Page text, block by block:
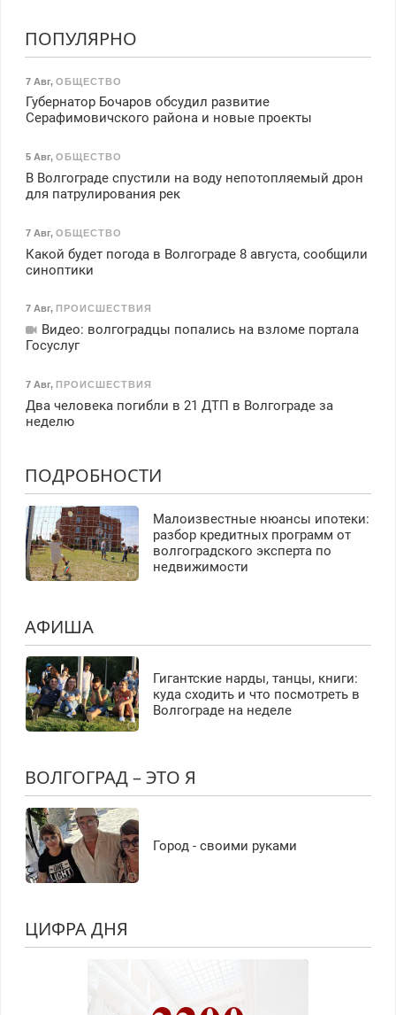
ПОПУЛЯРНО
7 Авг, ОБЩЕСТВО
Губернатор Бочаров обсудил развитие
Серафимовичского района и новые проекты
5 Авг, ОБЩЕСТВО
В Волгограде спустили на воду непотопляемый дрон
для патрулирования рек
7 Авг, ОБЩЕСТВО
Какой будет погода в Волгограде 8 августа, сообщили
синоптики
7 Авг, ПРОИСШЕСТВИЯ
Видео: волгоградцы попались на взломе портала
Госуслуг
7 Авг, ПРОИСШЕСТВИЯ
Два человека погибли в 21 ДТП в Волгограде за
неделю
ПОДРОБНОСТИ
Малоизвестные нюансы ипотеки:
разбор кредитных программ от
волгоградского эксперта по
недвижимости
АФИША
Гигантские нарды, танцы, книги:
куда сходить и что посмотреть в
Волгограде на неделе
ВОЛГОГРАД – ЭТО Я
Город - своими руками
ЦИФРА ДНЯ